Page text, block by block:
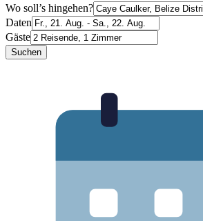
Wo soll’s hingehen?
Daten
Gäste
Suchen